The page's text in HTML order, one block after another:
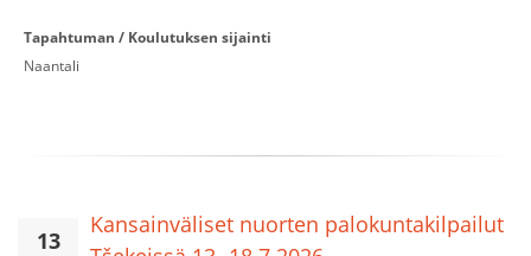
Tapahtuman / Koulutuksen sijainti
Naantali
13
Kansainväliset nuorten palokuntakilpailut